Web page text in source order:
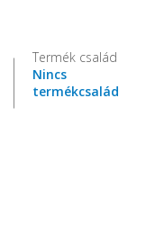
Termék család
Nincs
termékcsalád